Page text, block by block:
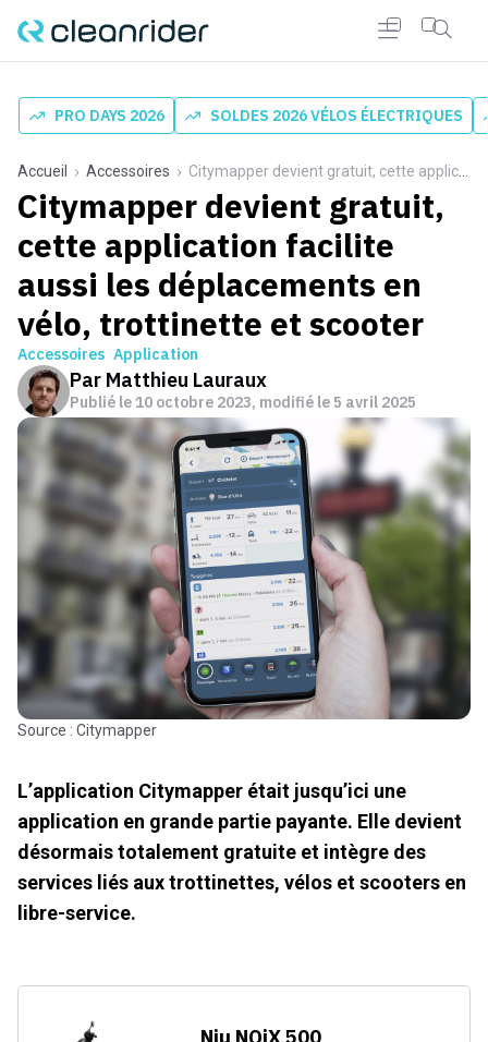
PRO DAYS 2026 SOLDES 2026 VÉLOS ÉLECTRIQUES
Accueil Accessoires Citymapper devient gratuit, cette application facilite aussi les déplacements en vélo, trottinette et scooter
Citymapper devient gratuit,
cette application facilite
aussi les déplacements en
vélo, trottinette et scooter
Accessoires Application
Par Matthieu Lauraux
Publié le10 octobre 2023, modifié le 5 avril 2025
Source : Citymapper
L’application Citymapper était jusqu’ici une
application en grande partie payante. Elle devient
désormais totalement gratuite et intègre des
services liés aux trottinettes, vélos et scooters en
libre-service.